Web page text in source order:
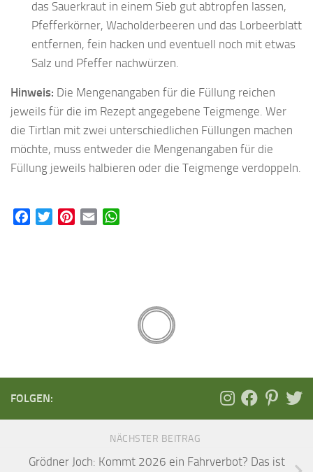
das Sauerkraut in einem Sieb gut abtropfen lassen,
Pfefferkörner, Wacholderbeeren und das Lorbeerblatt
entfernen, fein hacken und eventuell noch mit etwas
Salz und Pfeffer nachwürzen.
Hinweis: Die Mengenangaben für die Füllung reichen
jeweils für die im Rezept angegebene Teigmenge. Wer
die Tirtlan mit zwei unterschiedlichen Füllungen machen
möchte, muss entweder die Mengenangaben für die
Füllung jeweils halbieren oder die Teigmenge verdoppeln.
FacebookTwitterPinterest
Email
FOLGEN:
NÄCHSTER BEITRAG
Grödner Joch: Kommt 2026 ein Fahrverbot? Das ist